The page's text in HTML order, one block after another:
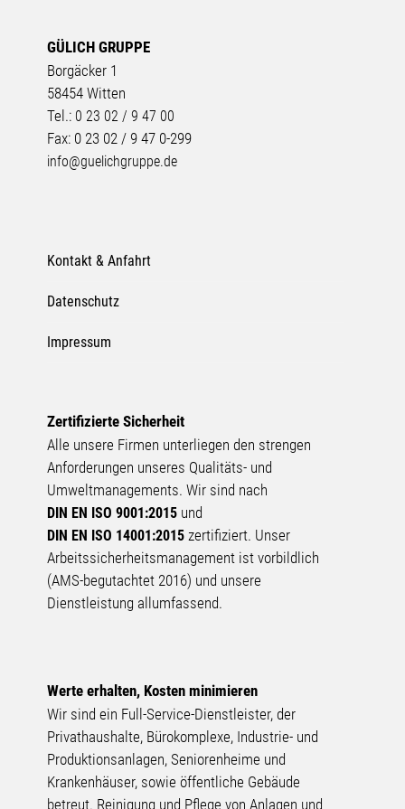
GÜLICH GRUPPE
Borgäcker 1
58454 Witten
Tel.: 0 23 02 / 9 47 00
Fax: 0 23 02 / 9 47 0-299
info@guelichgruppe.de
Kontakt & Anfahrt
Datenschutz
Impressum
Zertifizierte Sicherheit
Alle unsere Firmen unterliegen den strengen
Anforderungen unseres Qualitäts- und
Umweltmanagements. Wir sind nach
DIN EN ISO 9001:2015 und
DIN EN ISO 14001:2015zertifiziert. Unser
Arbeits­sicherheits­management ist vorbildlich
(AMS-begutachtet 2016) und unsere
Dienstleistung allumfassend.
Werte erhalten, Kosten minimieren
Wir sind ein Full-Service-Dienstleister, der
Privathaushalte, Bürokomplexe, Industrie- und
Produktionsanlagen, Seniorenheime und
Krankenhäuser, sowie öffentliche Gebäude
betreut. Reinigung und Pflege von Anlagen und